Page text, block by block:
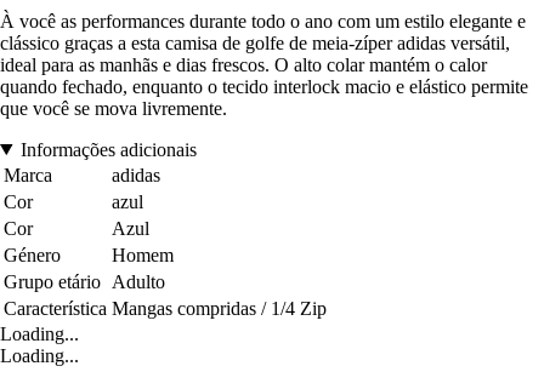
À você as performances durante todo o ano com um estilo elegante e
clássico graças a esta camisa de golfe de meia-zíper adidas versátil,
ideal para as manhãs e dias frescos. O alto colar mantém o calor
quando fechado, enquanto o tecido interlock macio e elástico permite
que você se mova livremente.
Informações adicionais
Marca
adidas
Cor
azul
Cor
Azul
Género
Homem
Grupo etário Adulto
Característica Mangas compridas / 1/4 Zip
Loading...
Loading...